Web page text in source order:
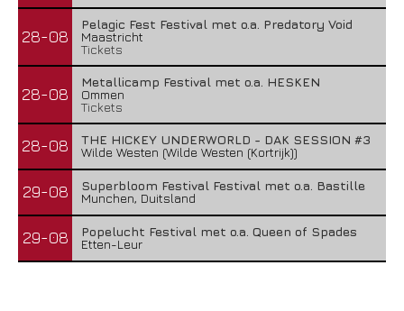
28-08
Pelagic Fest Festival met o.a. Predatory Void
Maastricht
Tickets
28-08
Metallicamp Festival met o.a. HESKEN
Ommen
Tickets
28-08
THE HICKEY UNDERWORLD - DAK SESSION #3
Wilde Westen (Wilde Westen (Kortrijk))
29-08
Superbloom Festival Festival met o.a. Bastille
Munchen, Duitsland
29-08
Popelucht Festival met o.a. Queen of Spades
Etten-Leur